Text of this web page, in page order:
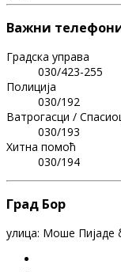
Важни
Градска управа
030/423-255
Полиција
030/192
Ватрогасци /
030/193
Хитна помоћ
030/194
Град Бор
улица: Моше Пијаде